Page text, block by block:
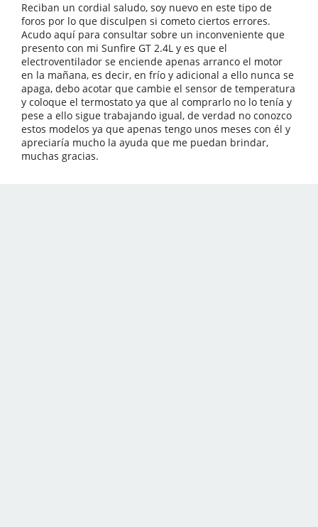
Reciban un cordial saludo, soy nuevo en este tipo de
foros por lo que disculpen si cometo ciertos errores.
Acudo aquí para consultar sobre un inconveniente que
presento con mi Sunfire GT 2.4L y es que el
electroventilador se enciende apenas arranco el motor
en la mañana, es decir, en frío y adicional a ello nunca se
apaga, debo acotar que cambie el sensor de temperatura
y coloque el termostato ya que al comprarlo no lo tenía y
pese a ello sigue trabajando igual, de verdad no conozco
estos modelos ya que apenas tengo unos meses con él y
apreciaría mucho la ayuda que me puedan brindar,
muchas gracias.